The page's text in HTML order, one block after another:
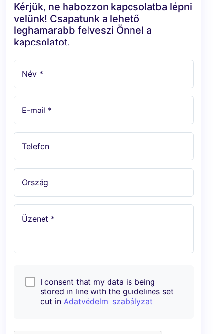
Kérjük, ne habozzon kapcsolatba lépni
velünk! Csapatunk a lehető
leghamarabb felveszi Önnel a
kapcsolatot.
Név *
E-mail *
Telefon
Ország
Üzenet *
I consent that my data is being
stored in line with the guidelines set
out in Adatvédelmi szabályzat